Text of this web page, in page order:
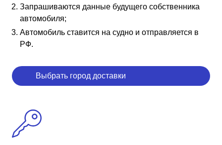
Запрашиваются данные будущего собственника
автомобиля;
Автомобиль ставится на судно и отправляется в
РФ.
Выбрать город доставки